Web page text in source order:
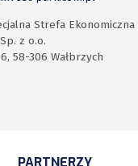
Strefa Ekonomiczna
z o.o.
58-306 Wałbrzych
PARTNERZY